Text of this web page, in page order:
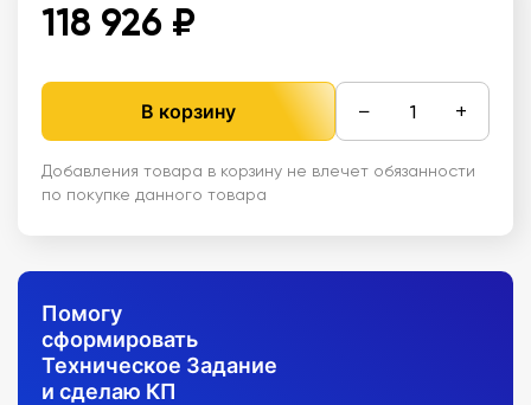
118 926 ₽
В корзину − +
Добавления товара в корзину не влечет обязанности
по покупке данного товара
Помогу
сформировать
Техническое Задание
и сделаю КП